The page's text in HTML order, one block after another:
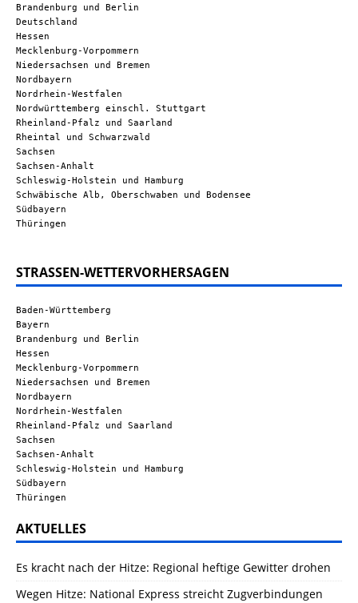
Brandenburg und Berlin
Deutschland
Hessen
Mecklenburg-Vorpommern
Niedersachsen und Bremen
Nordbayern
Nordrhein-Westfalen
Nordwürttemberg einschl. Stuttgart
Rheinland-Pfalz und Saarland
Rheintal und Schwarzwald
Sachsen
Sachsen-Anhalt
Schleswig-Holstein und Hamburg
Schwäbische Alb, Oberschwaben und Bodensee
Südbayern
Thüringen
STRASSEN-WETTERVORHERSAGEN
Baden-Württemberg
Bayern
Brandenburg und Berlin
Hessen
Mecklenburg-Vorpommern
Niedersachsen und Bremen
Nordbayern
Nordrhein-Westfalen
Rheinland-Pfalz und Saarland
Sachsen
Sachsen-Anhalt
Schleswig-Holstein und Hamburg
Südbayern
Thüringen
AKTUELLES
Es kracht nach der Hitze: Regional heftige Gewitter drohen
Wegen Hitze: National Express streicht Zugverbindungen